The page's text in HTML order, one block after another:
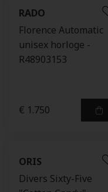
RADO
Florence Automatic
unisex horloge -
R48903153
€ 1.750
ORIS
Divers Sixty-Five